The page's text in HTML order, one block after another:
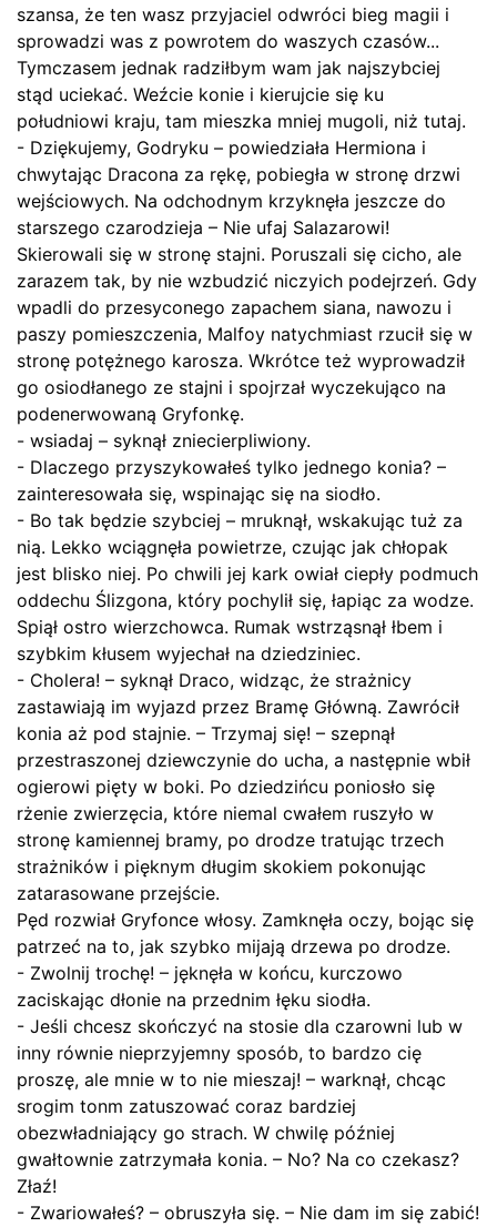
szansa, że ten wasz przyjaciel odwróci bieg magii i
sprowadzi was z powrotem do waszych czasów...
Tymczasem jednak radziłbym wam jak najszybciej
stąd uciekać. Weźcie konie i kierujcie się ku
południowi kraju, tam mieszka mniej mugoli, niż tutaj.
- Dziękujemy, Godryku – powiedziała Hermiona i
chwytając Dracona za rękę, pobiegła w stronę drzwi
wejściowych. Na odchodnym krzyknęła jeszcze do
starszego czarodzieja – Nie ufaj Salazarowi!
Skierowali się w stronę stajni. Poruszali się cicho, ale
zarazem tak, by nie wzbudzić niczyich podejrzeń. Gdy
wpadli do przesyconego zapachem siana, nawozu i
paszy pomieszczenia, Malfoy natychmiast rzucił się w
stronę potężnego karosza. Wkrótce też wyprowadził
go osiodłanego ze stajni i spojrzał wyczekująco na
podenerwowaną Gryfonkę.
- wsiadaj – syknął zniecierpliwiony.
- Dlaczego przyszykowałeś tylko jednego konia? –
zainteresowała się, wspinając się na siodło.
- Bo tak będzie szybciej – mruknął, wskakując tuż za
nią. Lekko wciągnęła powietrze, czując jak chłopak
jest blisko niej. Po chwili jej kark owiał ciepły podmuch
oddechu Ślizgona, który pochylił się, łapiąc za wodze.
Spiął ostro wierzchowca. Rumak wstrząsnął łbem i
szybkim kłusem wyjechał na dziedziniec.
- Cholera! – syknął Draco, widząc, że strażnicy
zastawiają im wyjazd przez Bramę Główną. Zawrócił
konia aż pod stajnie. – Trzymaj się! – szepnął
przestraszonej dziewczynie do ucha, a następnie wbił
ogierowi pięty w boki. Po dziedzińcu poniosło się
rżenie zwierzęcia, które niemal cwałem ruszyło w
stronę kamiennej bramy, po drodze tratując trzech
strażników i pięknym długim skokiem pokonując
zatarasowane przejście.
Pęd rozwiał Gryfonce włosy. Zamknęła oczy, bojąc się
patrzeć na to, jak szybko mijają drzewa po drodze.
- Zwolnij trochę! – jęknęła w końcu, kurczowo
zaciskając dłonie na przednim łęku siodła.
- Jeśli chcesz skończyć na stosie dla czarowni lub w
inny równie nieprzyjemny sposób, to bardzo cię
proszę, ale mnie w to nie mieszaj! – warknął, chcąc
srogim tonm zatuszować coraz bardziej
obezwładniający go strach. W chwilę później
gwałtownie zatrzymała konia. – No? Na co czekasz?
Złaź!
- Zwariowałeś? – obruszyła się. – Nie dam im się zabić!